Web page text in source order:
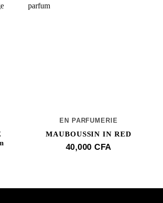
EN PARFUMERIE
MAUBOUSSIN IN RED
40,000CFA